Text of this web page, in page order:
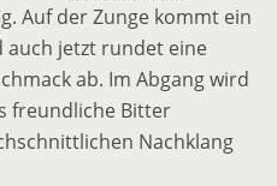
Auf der Zunge kommt ein
auch jetzt rundet eine
ab. Im Abgang wird
freundliche Bitter
Nachklang